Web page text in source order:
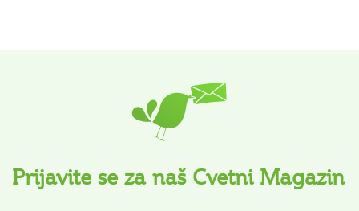
Prijavite se za naš Cvetni Magazin